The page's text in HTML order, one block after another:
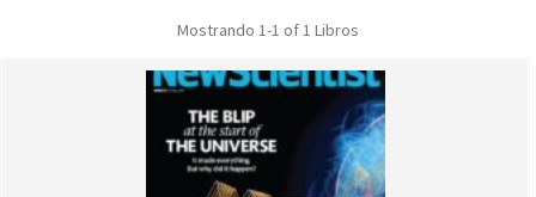
Mostrando 1-1 of 1 Libros